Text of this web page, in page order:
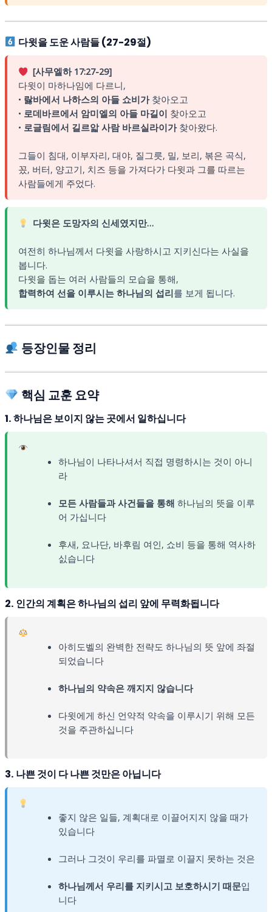
다윗을 도운 사람들 (27-29절)
[사무엘하 17:27-29]
다윗이 마하나임에 다르니,
• 랋바에서 나하스의 아들 쇼비가찾아오고
• 로데바르에서 암미엘의 아들 마길이 찾아오고
• 로글림에서 길르앏 사람 바르실라이가찾아왔다.
그들이 침대, 이부자리, 대야, 질그릇, 밀, 보리, 볶은 곡식,
꽀, 버터, 양고기, 치즈 등을 가져다가 다윗과 그를 따르는
사람들에게 주었다.
다윗은 도망자의 신세였지만…
여전히 하나님께서 다윗을 사랑하시고 지키신다는 사실을
봅니다.
다윗을 돕는 여러 사람들의 모습을 통해,
합력하여 선을 이루시는 하나님의 섭리를 보게 됩니다.
등장인물 정리
핵심 교훈 요약
1. 하나님은 보이지 않는 곳에서 일하십니다
하나님이 나타나셔서 직접 명령하시는 것이 아니
라
모든 사람들과 사건들을 통해 하나님의 뜻을 이루
어 가십니다
후새, 요나단, 바후림 여인, 쇼비 등을 통해 역사하
싨습니다
2. 인간의 계획은 하나님의 섭리 앞에 무력화됩니다
아히도벨의 완벽한 전략도 하나님의 뜻 앞에 좌절
되었습니다
하나님의 약속은 깨지지 않습니다
다윗에게 하신 언약적 약속을 이루시기 위해 모든
것을 주관하십니다
3. 나쁜 것이 다 나쁜 것만은 아닙니다
좋지 않은 일들, 계획대로 이끌어지지 않을 때가
있습니다
그러나 그것이 우리를 파멸로 이끌지 못하는 것은
하나님께서 우리를 지키시고 보호하시기 때문입
니다